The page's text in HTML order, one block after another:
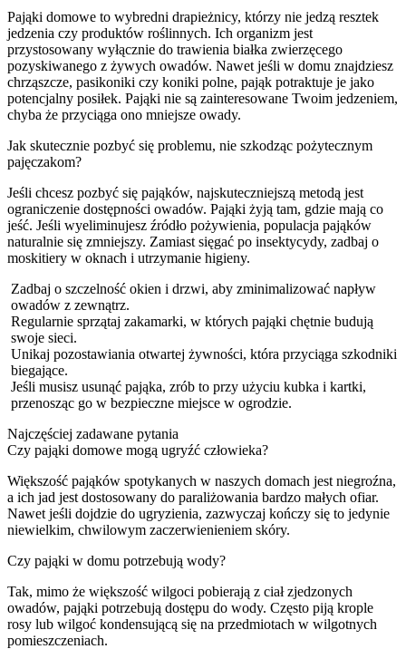
Pająki domowe to wybredni drapieżnicy, którzy nie jedzą resztek
jedzenia czy produktów roślinnych. Ich organizm jest
przystosowany wyłącznie do trawienia białka zwierzęcego
pozyskiwanego z żywych owadów. Nawet jeśli w domu znajdziesz
chrząszcze, pasikoniki czy koniki polne, pająk potraktuje je jako
potencjalny posiłek. Pająki nie są zainteresowane Twoim jedzeniem,
chyba że przyciąga ono mniejsze owady.
Jak skutecznie pozbyć się problemu, nie szkodząc pożytecznym
pajęczakom?
Jeśli chcesz pozbyć się pająków, najskuteczniejszą metodą jest
ograniczenie dostępności owadów. Pająki żyją tam, gdzie mają co
jeść. Jeśli wyeliminujesz źródło pożywienia, populacja pająków
naturalnie się zmniejszy. Zamiast sięgać po insektycydy, zadbaj o
moskitiery w oknach i utrzymanie higieny.
Zadbaj o szczelność okien i drzwi, aby zminimalizować napływ
owadów z zewnątrz.
Regularnie sprzątaj zakamarki, w których pająki chętnie budują
swoje sieci.
Unikaj pozostawiania otwartej żywności, która przyciąga szkodniki
biegające.
Jeśli musisz usunąć pająka, zrób to przy użyciu kubka i kartki,
przenosząc go w bezpieczne miejsce w ogrodzie.
Najczęściej zadawane pytania
Czy pająki domowe mogą ugryźć człowieka?
Większość pająków spotykanych w naszych domach jest niegroźna,
a ich jad jest dostosowany do paraliżowania bardzo małych ofiar.
Nawet jeśli dojdzie do ugryzienia, zazwyczaj kończy się to jedynie
niewielkim, chwilowym zaczerwienieniem skóry.
Czy pająki w domu potrzebują wody?
Tak, mimo że większość wilgoci pobierają z ciał zjedzonych
owadów, pająki potrzebują dostępu do wody. Często piją krople
rosy lub wilgoć kondensującą się na przedmiotach w wilgotnych
pomieszczeniach.